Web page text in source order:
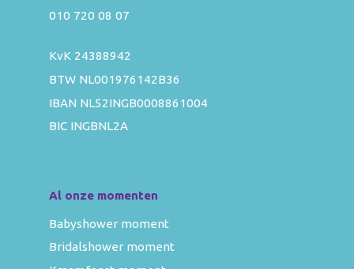
010 720 08 07
KvK 24388942
BTW NL001976142B36
IBAN NL52INGB0008861004
BIC INGBNL2A
Al onze momenten
Babyshower moment
Bridalshower moment